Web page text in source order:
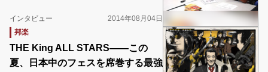
インタビュー
2014年08月04日
邦楽
THE King ALL STARS――この
夏、日本中のフェスを席巻する最強